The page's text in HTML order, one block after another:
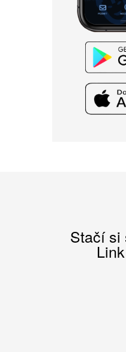
Stačí si